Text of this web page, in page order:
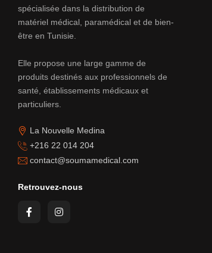
spécialisée dans la distribution de
matériel médical, paramédical et de bien-
être en Tunisie.
Elle propose une large gamme de
produits destinés aux professionnels de
santé, établissements médicaux et
particuliers.
La Nouvelle Medina
+216 22 014 204
contact@soumamedical.com
Retrouvez-nous